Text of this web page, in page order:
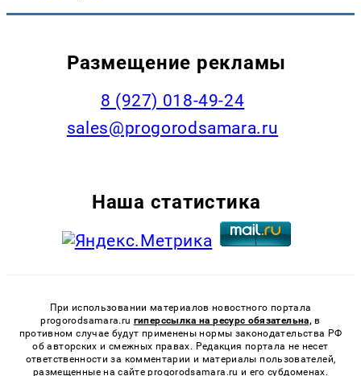
Размещение рекламы
8 (927) 018-49-24
sales@progorodsamara.ru
Наша статистика
При использовании материалов новостного портала
progorodsamara.ru гиперссылка на ресурс обязательна, в
противном случае будут применены нормы законодательства РФ
об авторских и смежных правах. Редакция портала не несет
ответственности за комментарии и материалы пользователей,
размещенные на сайте progorodsamara.ru и его субдоменах.